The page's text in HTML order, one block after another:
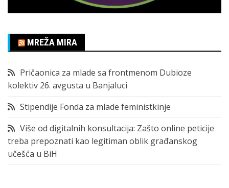
MREŽA MIRA
Pričaonica za mlade sa frontmenom Dubioze
kolektiv 26. avgusta u Banjaluci
Stipendije Fonda za mlade feministkinje
Više od digitalnih konsultacija: Zašto online peticije
treba prepoznati kao legitiman oblik građanskog
učešća u BiH